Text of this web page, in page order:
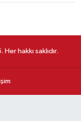
hakkı saklıdır.